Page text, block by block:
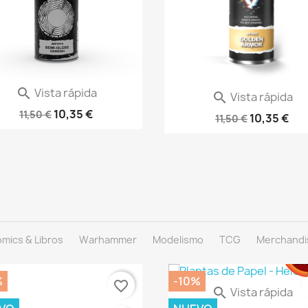
 Vista rápida
SEMIBRILLANTE EN...
11,50 € 10,35 €
 Vista rápida
SPRAY COLOR ARMADURA
11,50 € 10,35 €
& Libros Warhammer Modelismo TCG
favorite_border  Vista rápida
CÉSPED FLOCK 2MM SECO
-10%